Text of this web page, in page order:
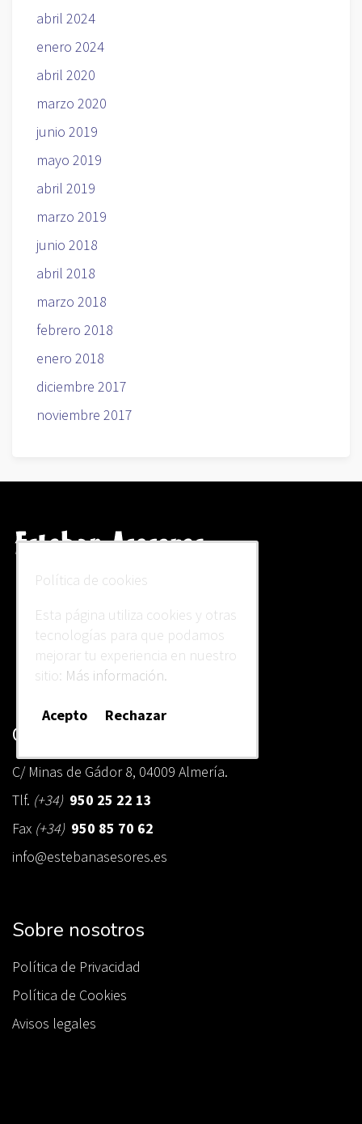
abril 2024
enero 2024
abril 2020
marzo 2020
junio 2019
mayo 2019
abril 2019
marzo 2019
junio 2018
abril 2018
marzo 2018
febrero 2018
enero 2018
diciembre 2017
noviembre 2017
Contacto
C/ Minas de Gádor 8, 04009 Almería.
Tlf. (+34) 950 25 22 13
Fax (+34) 950 85 70 62
info@estebanasesores.es
Sobre nosotros
Política de Privacidad
Política de Cookies
Avisos legales
Política de cookies
Esta página utiliza cookies y otras
tecnologías para que podamos
mejorar tu experiencia en nuestro
sitio: Más información.
Acepto Rechazar